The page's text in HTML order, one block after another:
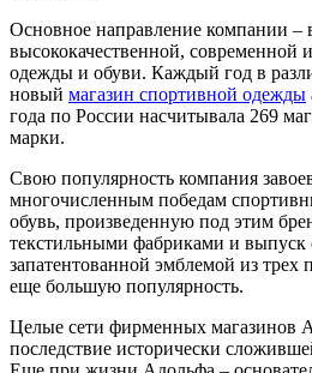
Основное направление компании –
высококачественной, современной
одежды и обуви. Каждый год в
новый магазин спортивной одежды
года по России насчитывала 269
марки.
Свою популярность компания
многочисленным победам
обувь, произведенную под этим
текстильными фабриками и
запатентованной эмблемой из трех
еще большую популярность.
Целые сети фирменных магазинов
последствие исторически